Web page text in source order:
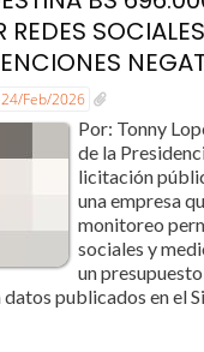
REDES
24/Feb/2026
Por: Tonny
de la
licitación
una empresa
monitoreo
sociales y
un
publicados en el